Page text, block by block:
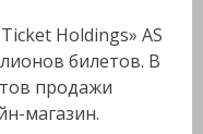
Holdings» AS
билетов. В
продажи
магазин.